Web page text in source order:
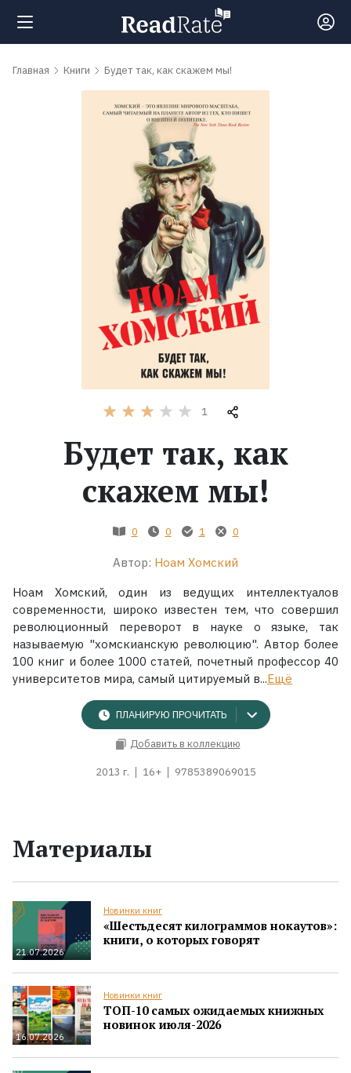
Поиск
Экранизации
Главная Книги Будет так, как скажем мы!
1
Будет так, как
скажем мы!
0 0 1 0
Автор: Ноам Хомский
Ноам Хомский, один из ведущих интеллектуалов
современности, широко известен тем, что совершил
революционный переворот в науке о языке, так
называемую "хомскианскую революцию". Автор более
100 книг и более 1000 статей, почетный профессор 40
университетов мира, самый цитируемый в...Ещё
ПЛАНИРУЮ ПРОЧИТАТЬ
Добавить в коллекцию
2013 г. 16+ 9785389069015
Материалы
21.07.2026
Новинки книг
«Шестьдесят килограммов нокаутов»:
книги, о которых говорят
16.07.2026
Новинки книг
ТОП-10 самых ожидаемых книжных
новинок июля-2026